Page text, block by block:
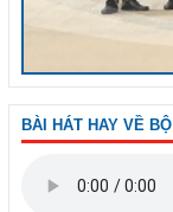
BÀI HÁT HAY VỀ